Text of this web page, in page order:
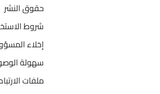
حقوق النشر
شروط
إخلاء
سهولة
ملفات